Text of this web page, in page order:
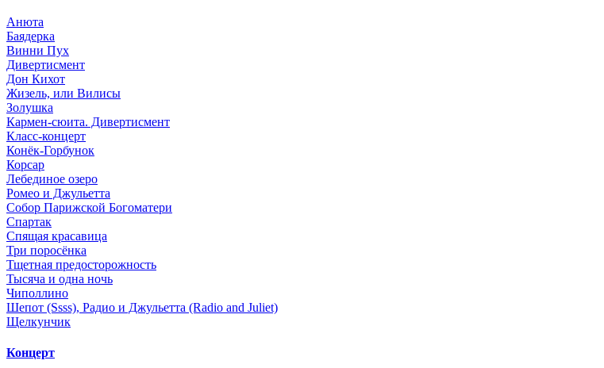
Анюта
Баядерка
Винни Пух
Дивертисмент
Дон Кихот
Жизель, или Вилисы
Золушка
Кармен-сюита. Дивертисмент
Класс-концерт
Конёк-Горбунок
Корсар
Лебединое озеро
Ромео и Джульетта
Собор Парижской Богоматери
Спартак
Спящая красавица
Три поросёнка
Тщетная предосторожность
Тысяча и одна ночь
Чиполлино
Шепот (Ssss), Радио и Джульетта (Radio and Juliet)
Щелкунчик
Концерт